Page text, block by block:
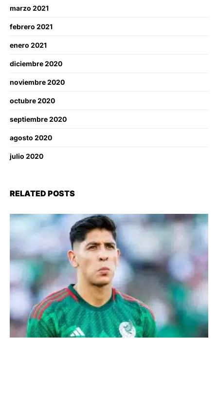
marzo 2021
febrero 2021
enero 2021
diciembre 2020
noviembre 2020
octubre 2020
septiembre 2020
agosto 2020
julio 2020
RELATED POSTS